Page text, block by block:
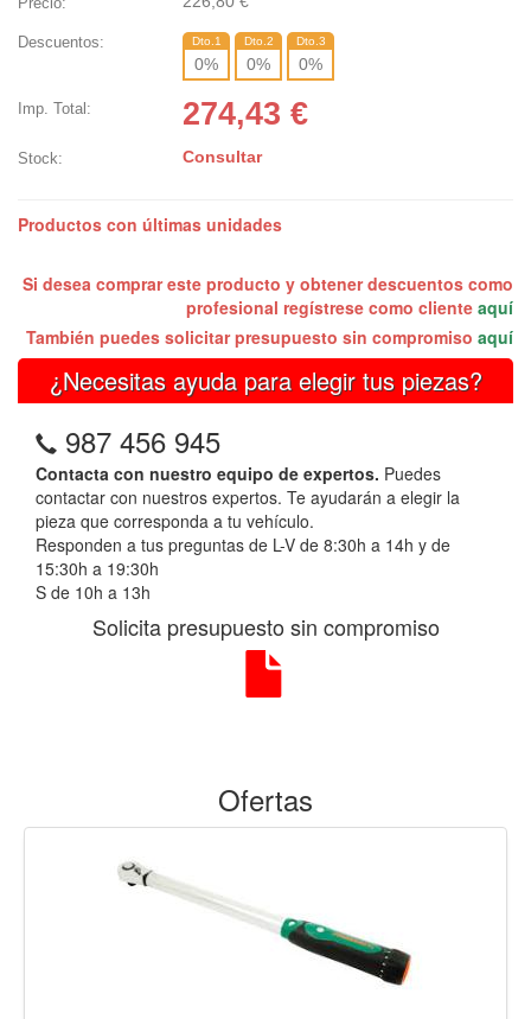
Descuentos: Dto.1
0%
Dto.2
0%
Dto.3
0%
Imp. Total: 274,43 €
Stock: Consultar
Productos con últimas unidades
Si desea comprar este producto y obtener descuentos como
profesional regístrese como cliente aquí
También puedes solicitar presupuesto sin compromiso aquí
¿Necesitas ayuda para elegir tus piezas?
987 456 945
Contacta con nuestro equipo de expertos. Puedes
contactar con nuestros expertos. Te ayudarán a elegir la
pieza que corresponda a tu vehículo.
Responden a tus preguntas de L-V de 8:30h a 14h y de
15:30h a 19:30h
S de 10h a 13h
Solicita presupuesto sin compromiso
Ofertas